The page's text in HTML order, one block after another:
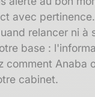
avec
relancer ni à
base :
comment Anaba
cabinet.